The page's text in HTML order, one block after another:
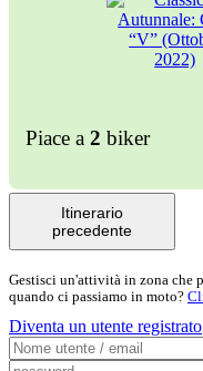
Piace a 2 biker
Itinerario
precedente
Gestisci un'attività in zona che
quando ci passiamo in moto?
Diventa un utente registrato